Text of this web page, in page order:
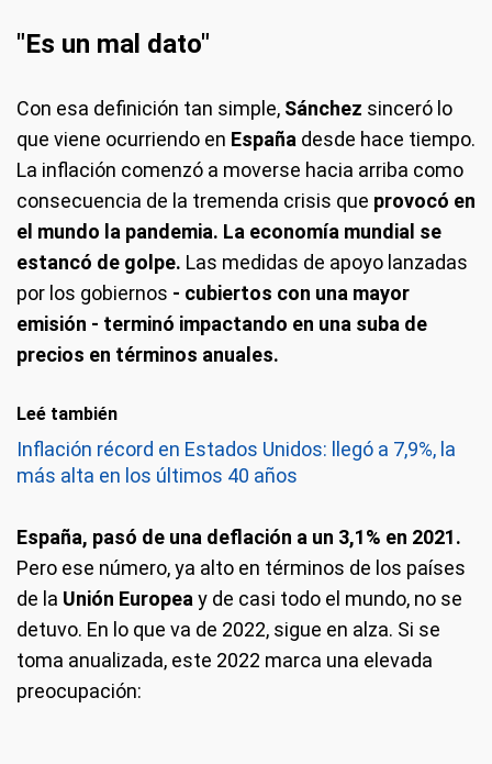
"Es un mal dato"
Con esa definición tan simple, Sánchez sinceró lo
que viene ocurriendo en España desde hace tiempo.
La inflación comenzó a moverse hacia arriba como
consecuencia de la tremenda crisis que provocó en
el mundo la pandemia. La economía mundial se
estancó de golpe. Las medidas de apoyo lanzadas
por los gobiernos - cubiertos con una mayor
emisión - terminó impactando en una suba de
precios en términos anuales.
Leé también
Inflación récord en Estados Unidos: llegó a 7,9%, la
más alta en los últimos 40 años
España, pasó de una deflación a un 3,1% en 2021.
Pero ese número, ya alto en términos de los países
de la Unión Europea y de casi todo el mundo, no se
detuvo. En lo que va de 2022, sigue en alza. Si se
toma anualizada, este 2022 marca una elevada
preocupación: